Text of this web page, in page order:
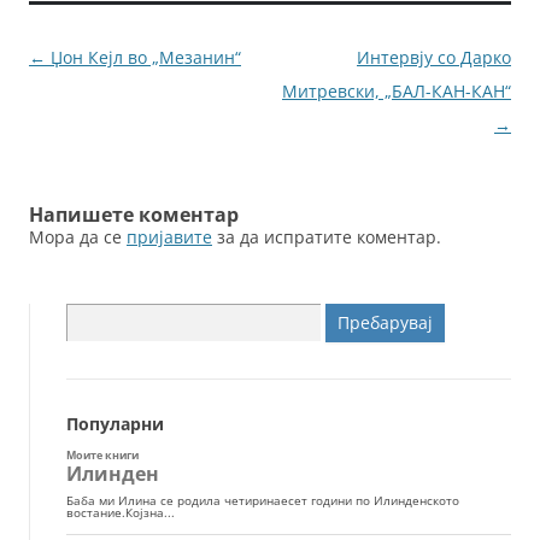
b
o
n
g
Навигација
← Џон Кејл во „Мезанин“
Интервју со Дарко
Митревски, „БАЛ-КАН-КАН“
→
Напишете коментар
Мора да се пријавите за да испратите коментар.
за:
Популарни